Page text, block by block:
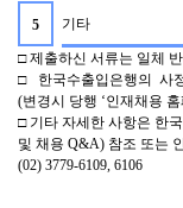
5 기타
□제출하신 서류는 일체
□ 한국수출입은행의
(변경시 당행 ‘인재채용 홈
□ 기타 자세한 사항은 한
및 채용 Q&A) 참조 또는
(02) 3779-6109, 6106